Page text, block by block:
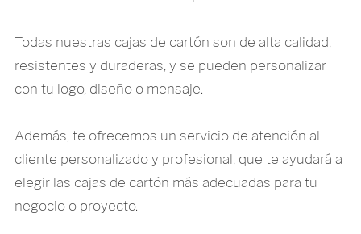
Todas nuestras cajas de cartón son de alta calidad,
resistentes y duraderas, y se pueden personalizar
con tu logo, diseño o mensaje.
Además, te ofrecemos un servicio de atención al
cliente personalizado y profesional, que te ayudará a
elegir las cajas de cartón más adecuadas para tu
negocio o proyecto.